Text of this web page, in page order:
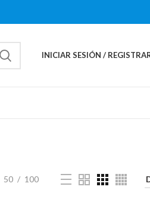
INICIAR SESIÓN /
50 100